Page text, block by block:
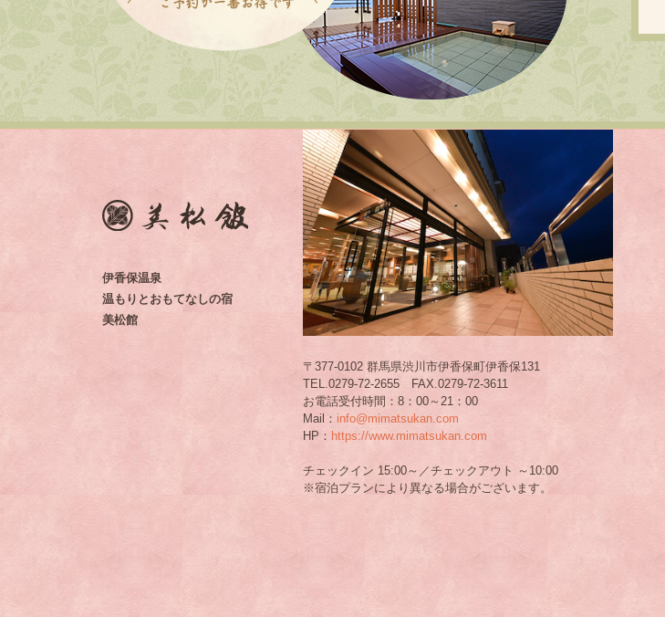
伊香保温泉
温もりとおもてなしの宿
美松館
〒377-0102 群馬県渋川市伊香保町伊香保131
TEL.0279-72-2655 FAX.0279-72-3611
お電話受付時間：8：00～21：00
Mail： info@mimatsukan.com
HP： https://www.mimatsukan.com
チェックイン 15:00～／チェックアウト ～10:00
※宿泊プランにより異なる場合がございます。